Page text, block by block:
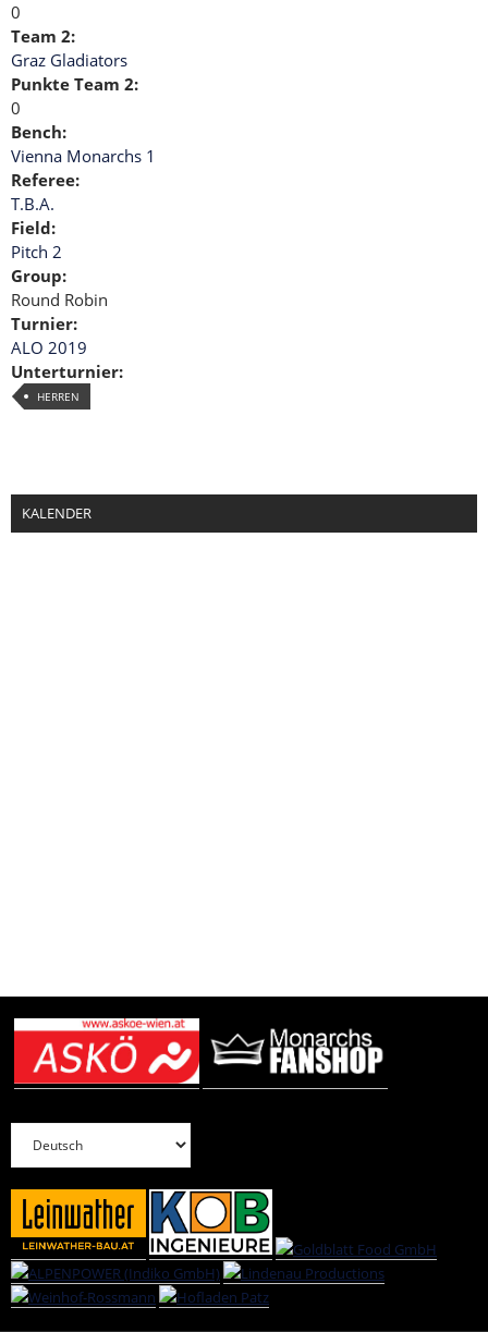
0
Team 2:
Graz Gladiators
Punkte Team 2:
0
Bench:
Vienna Monarchs 1
Referee:
T.B.A.
Field:
Pitch 2
Group:
Round Robin
Turnier:
ALO 2019
Unterturnier:
HERREN
KALENDER